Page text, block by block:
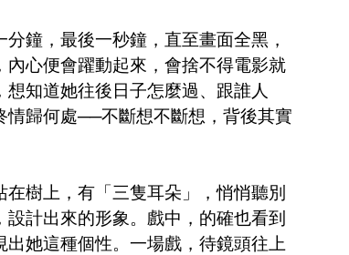
鐘，最後一秒鐘，直至畫面全黑，
心便會躍動起來，會捨不得電影就
知道她往後日子怎麼過、跟誰人
歸何處──不斷想不斷想，背後其實
樹上，有「三隻耳朵」，悄悄聽別
計出來的形象。戲中，的確也看到
她這種個性。一場戲，待鏡頭往上